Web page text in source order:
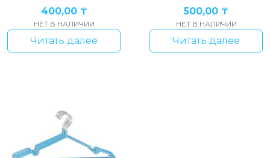
400,00 ₸
НЕТ В НАЛИЧИИ
Читать далее
500,00 ₸
НЕТ В НАЛИЧИИ
Читать далее